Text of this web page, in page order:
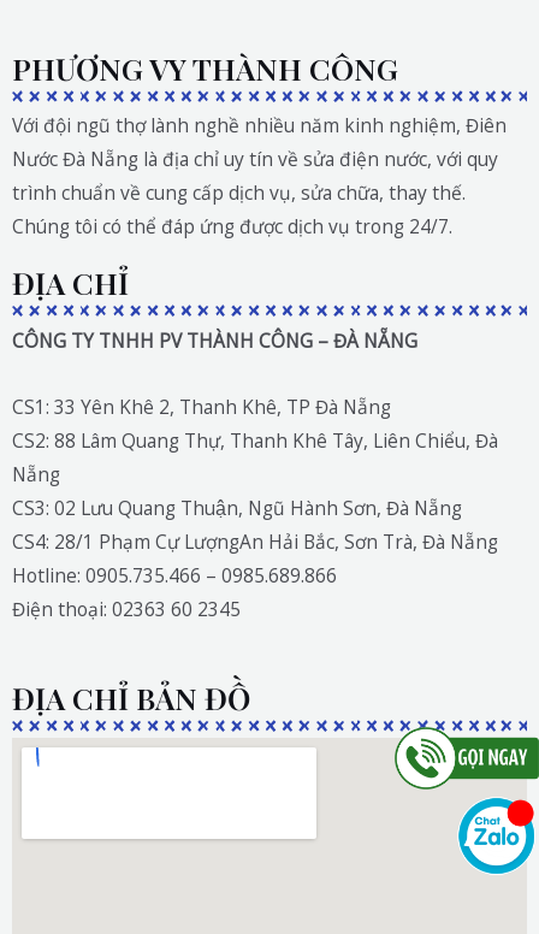
PHƯƠNG VY THÀNH CÔNG
Với đội ngũ thợ lành nghề nhiều năm kinh nghiệm, Điên
Nước Đà Nẵng là địa chỉ uy tín về sửa điện nước, với quy
trình chuẩn về cung cấp dịch vụ, sửa chữa, thay thế.
Chúng tôi có thể đáp ứng được dịch vụ trong 24/7.
ĐỊA CHỈ
CÔNG TY TNHH PV THÀNH CÔNG – ĐÀ NẴNG
CS1: 33 Yên Khê 2, Thanh Khê, TP Đà Nẵng
CS2: 88 Lâm Quang Thự, Thanh Khê Tây, Liên Chiểu, Đà
Nẵng
CS3: 02 Lưu Quang Thuận, Ngũ Hành Sơn, Đà Nẵng
CS4: 28/1 Phạm Cự LượngAn Hải Bắc, Sơn Trà, Đà Nẵng
Hotline: 0905.735.466 – 0985.689.866
Điện thoại: 02363 60 2345
ĐỊA CHỈ BẢN ĐỒ